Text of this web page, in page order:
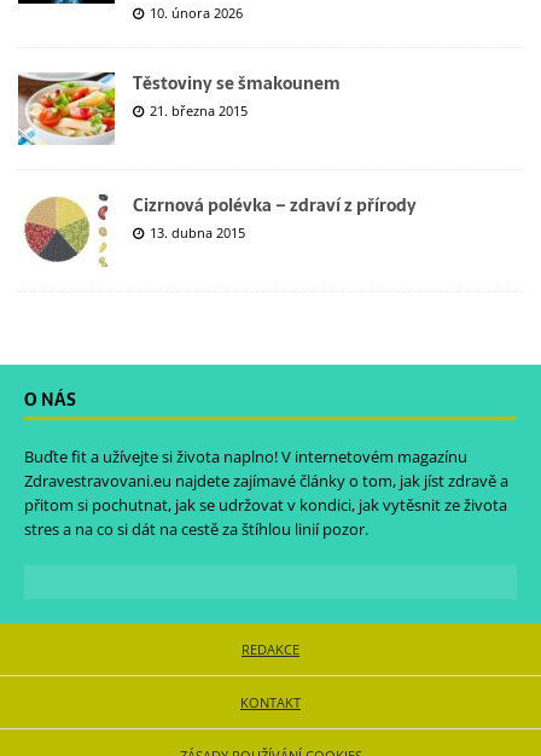
10. února 2026
Těstoviny se šmakounem
21. března 2015
Cizrnová polévka – zdraví z přírody
13. dubna 2015
O NÁS
Buďte fit a užívejte si života naplno! V internetovém magazínu
Zdravestravovani.eu najdete zajímavé články o tom, jak jíst zdravě a
přitom si pochutnat, jak se udržovat v kondici, jak vytěsnit ze života
stres a na co si dát na cestě za štíhlou linií pozor.
REDAKCE
KONTAKT